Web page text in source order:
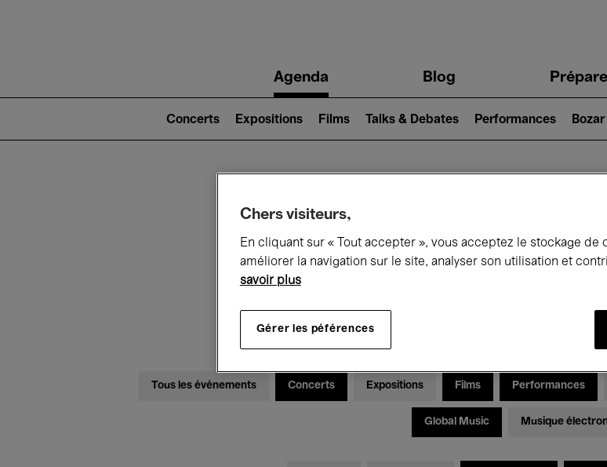
navigationAgenda Blog
2)
Concerts Expositions Films Talks & Debates Performances
Ce qui se
Tous les événements Concerts Expositions Films Performances
Global Music Musique
Chers visiteurs,
En cliquant sur « Tout accepter », vous acceptez le stockage
améliorer la navigation sur le site, analyser son utilisation et
savoir plus
Gérer les péférences